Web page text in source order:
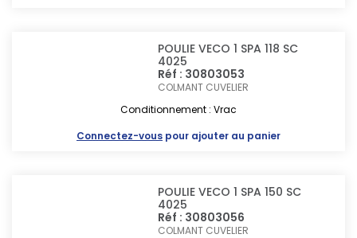
POULIE VECO 1 SPA 118 SC
4025
Réf : 30803053
COLMANT CUVELIER
Conditionnement : Vrac
Connectez-vous pour ajouter au panier
POULIE VECO 1 SPA 150 SC
4025
Réf : 30803056
COLMANT CUVELIER